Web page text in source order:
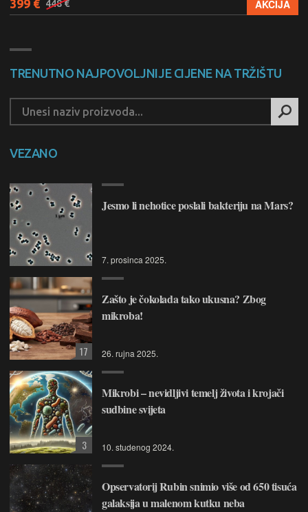
399 € 448 € AKCIJA
TRENUTNO NAJPOVOLJNIJE CIJENE NA TRŽIŠTU
VEZANO
Jesmo li nehotice poslali bakteriju na Mars?
7. prosinca 2025.
Zašto je čokolada tako ukusna? Zbog
mikroba!
26. rujna 2025.
17
Mikrobi – nevidljivi temelj života i krojači
sudbine svijeta
10. studenog 2024.
3
Opservatorij Rubin snimio više od 650 tisuća
galaksija u malenom kutku neba